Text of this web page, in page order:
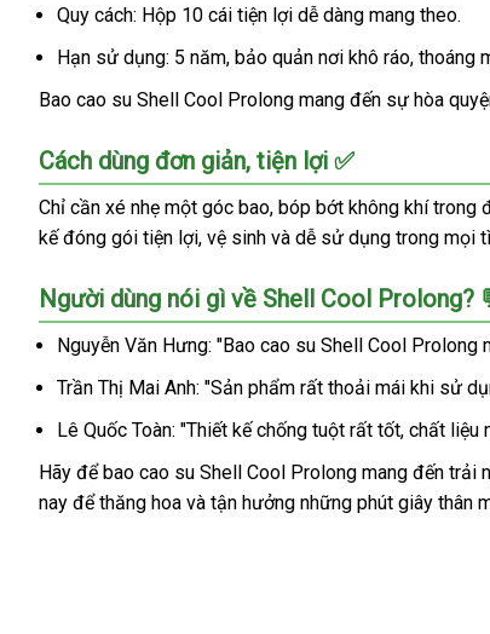
Quy cách: Hộp 10 cái tiện lợi dễ dàng mang theo.
Hạn sử dụng: 5 năm, bảo quản nơi khô ráo, thoáng
Bao cao su Shell Cool Prolong mang đến sự hòa
Cách dùng đơn giản, tiện lợi ✅
Chỉ cần xé nhẹ một góc bao, bóp bớt không khí
kế đóng gói tiện lợi, vệ sinh và dễ sử dụng trong mọi
Người dùng nói gì về Shell Cool Prolong?
Nguyễn Văn Hưng: "Bao cao su Shell Cool
Trần Thị Mai Anh: "Sản phẩm rất thoải mái khi sử
Lê Quốc Toàn: "Thiết kế chống tuột rất tốt, chất
Hãy để bao cao su Shell Cool Prolong mang đến trải
nay để thăng hoa và tận hưởng những phút giây thân